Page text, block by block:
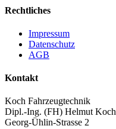
Rechtliches
Impressum
Datenschutz
AGB
Kontakt
Koch Fahrzeugtechnik
Dipl.-Ing. (FH) Helmut Koch
Georg-Ühlin-Strasse 2